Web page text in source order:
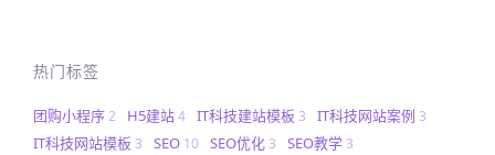
热门标签
团购小程序2 H5建站4 IT科技建站模板 3 IT科技网站案例 3
IT科技网站模板 3 SEO 10 SEO优化 3 SEO教学 3